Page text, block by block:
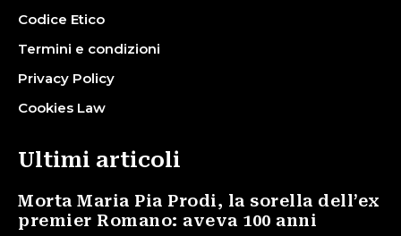
Codice Etico
Termini e condizioni
Privacy Policy
Cookies Law
Ultimi articoli
Morta Maria Pia Prodi, la sorella dell’ex
premier Romano: aveva 100 anni